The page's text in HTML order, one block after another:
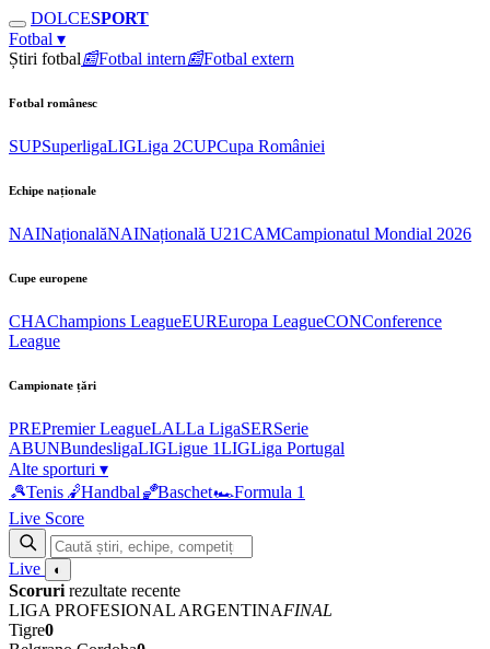
DOLCESPORT
Fotbal ▾
Știri fotbal📰Fotbal intern📰Fotbal extern
Fotbal românesc
SUPSuperligaLIGLiga 2CUPCupa României
Echipe naționale
NAINaționalăNAINațională U21CAMCampionatul Mondial 2026
Cupe europene
CHAChampions LeagueEUREuropa LeagueCONConference
League
Campionate țări
PREPremier LeagueLALLa LigaSERSerie
ABUNBundesligaLIGLigue 1LIGLiga Portugal
Alte sporturi ▾
🎾Tenis 🤾Handbal🏀Baschet🏎Formula 1
Live Score
Live ◐
Scoruri rezultate recente
LIGA PROFESIONAL ARGENTINAFINAL
Tigre0